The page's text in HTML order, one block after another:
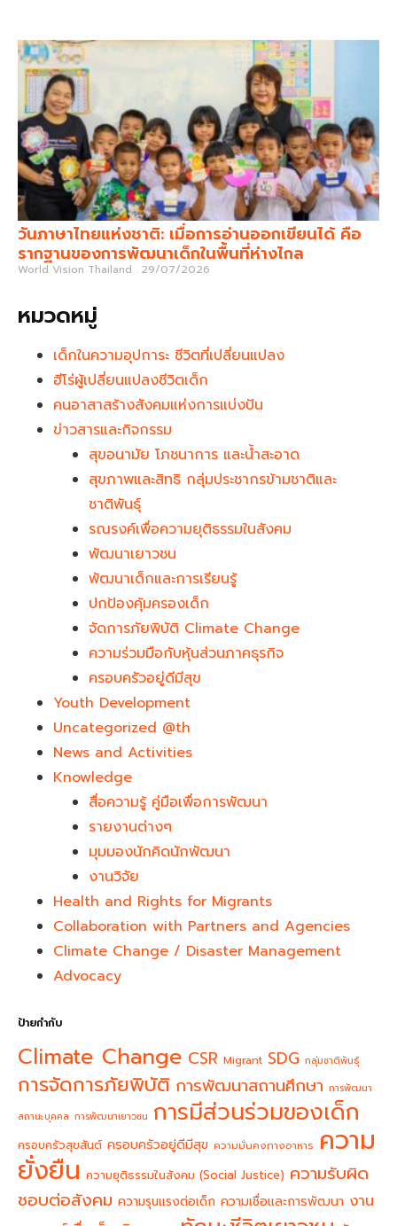
วันภาษาไทยแห่งชาติ: เมื่อการอ่านออกเขียนได้ คือ
รากฐานของการพัฒนาเด็กในพื้นที่ห่างไกล
World Vision Thailand 29/07/2026
หมวดหมู่
เด็กในความอุปการะ ชีวิตที่เปลี่ยนแปลง
ฮีโร่ผู้เปลี่ยนแปลงชีวิตเด็ก
คนอาสาสร้างสังคมแห่งการแบ่งปัน
ข่าวสารและกิจกรรม
สุขอนามัย โภชนาการ และน้ำสะอาด
สุขภาพและสิทธิ กลุ่มประชากรข้ามชาติและ
ชาติพันธุ์
รณรงค์เพื่อความยุติธรรมในสังคม
พัฒนาเยาวชน
พัฒนาเด็กและการเรียนรู้
ปกป้องคุ้มครองเด็ก
จัดการภัยพิบัติ Climate Change
ความร่วมมือกับหุ้นส่วนภาคธุรกิจ
ครอบครัวอยู่ดีมีสุข
Youth Development​
Uncategorized @th
News and Activities
Knowledge
สื่อความรู้ คู่มือเพื่อการพัฒนา
รายงานต่างๆ
มุมมองนักคิดนักพัฒนา
งานวิจัย
Health and Rights for Migrants
Collaboration with Partners and Agencies
Climate Change / Disaster Management
Advocacy
ป้ายกำกับ
Climate Change CSR Migrant SDG กลุ่มชาติพันธุ์
การจัดการภัยพิบัติ การพัฒนาสถานศึกษา การพัฒนา
สถานะบุคคล การพัฒนาเยาวชน การมีส่วนร่วมของเด็ก
ครอบครัวสุขสันต์ ครอบครัวอยู่ดีมีสุข ความมั่นคงทางอาหาร ความ
ยั่งยืน ความยุติธรรมในสังคม (Social Justice) ความรับผิด
ชอบต่อสังคม ความรุนแรงต่อเด็ก ความเชื่อและการพัฒนา งาน